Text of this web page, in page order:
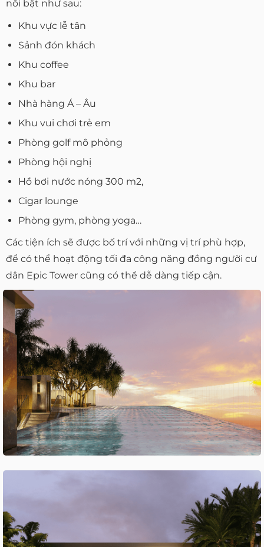
nổi bật như sau:
Khu vực lễ tân
Sảnh đón khách
Khu coffee
Khu bar
Nhà hàng Á – Âu
Khu vui chơi trẻ em
Phòng golf mô phỏng
Phòng hội nghị
Hồ bơi nước nóng 300 m2,
Cigar lounge
Phòng gym, phòng yoga…
Các tiện ích sẽ được bố trí với những vị trí phù hợp,
để có thể hoạt động tối đa công năng đồng người cư
dân Epic Tower cũng có thể dễ dàng tiếp cận.